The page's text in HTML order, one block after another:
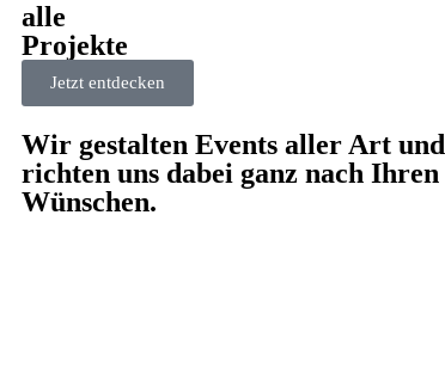
alle
Projekte
Jetzt entdecken
Wir gestalten Events aller Art und
richten uns dabei ganz nach Ihren
Wünschen.